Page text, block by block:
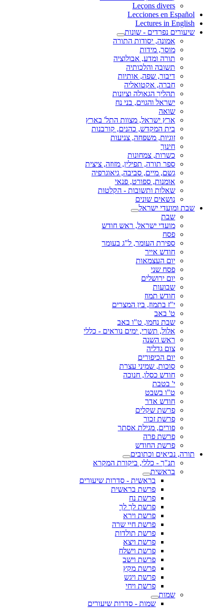
Leçons divers
Lecciones en Español
Lectures in English
שיעורים נפרדים - שונות
אמונה, יסודות התורה
מוסר, מידות
תורה ומדע, אבולוציה
תשובה והלכותיה
דיבור, שפה, אותיות
חברה, אקטואליה
תהליך הגאולה וציונות
ישראל והגוים, בני נח
שואה
ארץ ישראל, מצוות התל' בארץ
בית המקדש, כהנים, קורבנות
זוגיות, משפחה, צניעות
חינוך
כשרות, צמחונות
ספר תורה, תפילין, מזוזה, ציצית
גשם, מיים, סביבה, גיאוגרפיה
אומנות, ספורט, פנאי
שאלות ותשובות - הקלטות
נושאים שונים
שבת ומועדי ישראל
שבת
מועדי ישראל, ראש חודש
פסח
ספירת העומר, ל"ג בעומר
חודש אייר
יום העצמאות
פסח שני
יום ירושלים
שבועות
חודש תמוז
י"ז בתמוז, בין המצרים
ט' באב
שבת נחמו, ט"ו באב
אלול, תשרי, ימים נוראים - כללי
ראש השנה
צום גדליה
יום הכיפורים
סוכות, שמיני עצרת
חודש כסלו, חנוכה
י' בטבת
ט"ו בשבט
חודש אדר
פרשת שקלים
פרשת זכור
פורים, מגילת אסתר
פרשת פרה
פרשת החודש
תורה, נביאים וכתובים
תנ"ך - כללי, ביקורת המקרא
בראשית
בראשית - סדרות שיעורים
פרשת בראשית
פרשת נח
פרשת לך לך
פרשת וירא
פרשת חיי שרה
פרשת תולדות
פרשת ויצא
פרשת וישלח
פרשת וישב
פרשת מקץ
פרשת ויגש
פרשת ויחי
שמות
שמות - סדרות שיעורים